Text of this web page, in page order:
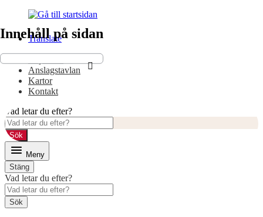
innehåll
huvudmeny
Translate
Anslagstavlan
Kartor
Kontakt
Vad letar du efter?
Sök
Meny
Stäng
Vad letar du efter?
Sök
Innehåll på sidan